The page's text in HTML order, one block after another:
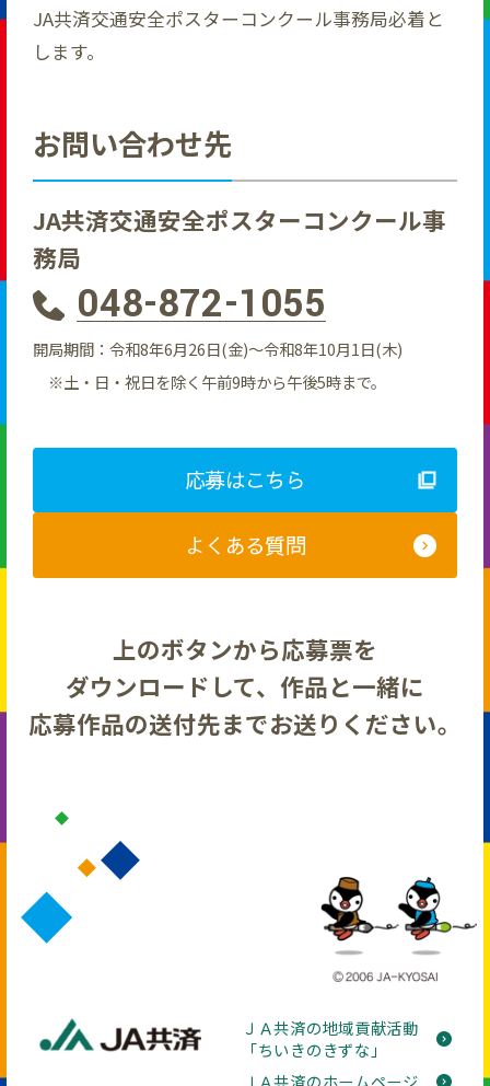
JA共済交通安全ポスターコンクール事務局必着と
します。
お問い合わせ先
JA共済交通安全ポスターコンクール事
務局
048-872-1055
開局期間：令和8年6月26日(金)〜令和8年10月1日(木)
土・日・祝日を除く午前9時から午後5時まで。
応募はこちら
よくある質問
上のボタンから応募票を
ダウンロードして、作品と一緒に
応募作品の送付先までお送りください。
ＪＡ共済の地域貢献活動
「ちいきのきずな」